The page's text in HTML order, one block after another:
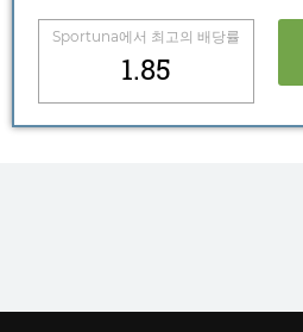
Sportuna에서 최고의 배당률
1.85